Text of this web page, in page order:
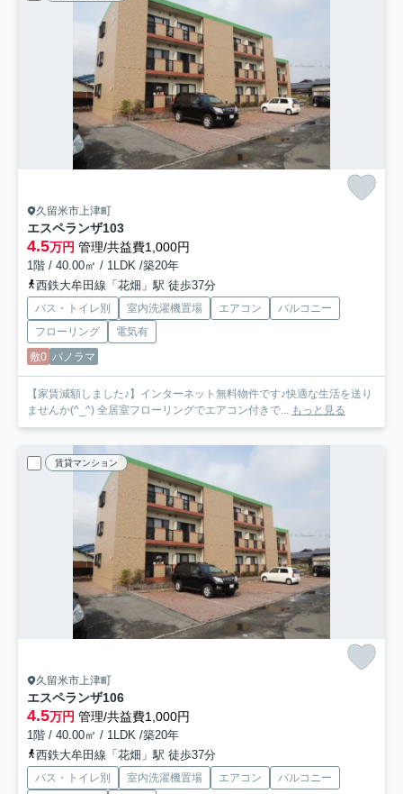
久留米市上津町
エスペランザ103
4.5万円 管理/共益費1,000円
1階 / 40.00㎡ / 1LDK /築20年
西鉄大牟田線「花畑」駅 徒歩37分
バス・トイレ別 室内洗濯機置場 エアコン
バルコニー
フローリング
電気有
敷0 パノラマ
【家賃減額しました♪】インターネット無料物件です♪快適な生活を送り
ませんか(^_^) 全居室フローリングでエアコン付きで... もっと見る
賃貸マンション
久留米市上津町
エスペランザ106
4.5万円 管理/共益費1,000円
1階 / 40.00㎡ / 1LDK /築20年
西鉄大牟田線「花畑」駅 徒歩37分
バス・トイレ別 室内洗濯機置場 エアコン
バルコニー